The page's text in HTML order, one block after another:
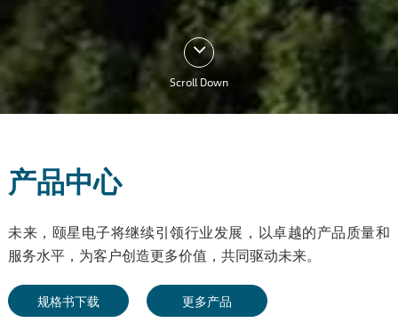
Scroll Down
产品中心
未来，颐星电子将继续引领行业发展，以卓越的产品质量和
服务水平，为客户创造更多价值，共同驱动未来。
规格书下载 更多产品